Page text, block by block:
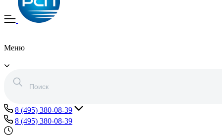
Меню
8 (495) 380-08-39
8 (495) 380-08-39